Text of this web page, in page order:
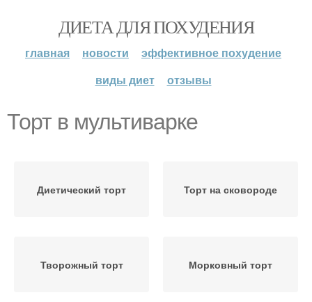
ДИЕТА ДЛЯ ПОХУДЕНИЯ
главная новости
эффективное похудение
виды диет
отзывы
Торт в мультиварке
Диетический торт Торт на сковороде
Творожный торт Морковный торт